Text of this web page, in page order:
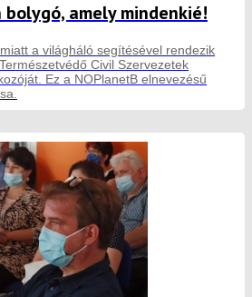
bolygó, amely mindenkié!
a világháló segítésével rendezik
Civil Szervezetek
Ez a NOPlanetB elnevezésű